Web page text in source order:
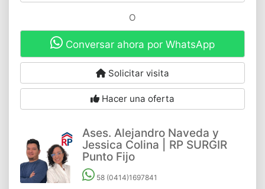
O
Conversar ahora por WhatsApp
Solicitar visita
Hacer una oferta
Ases. Alejandro Naveda y
Jessica Colina | RP SURGIR
Punto Fijo
58 (0414)1697841